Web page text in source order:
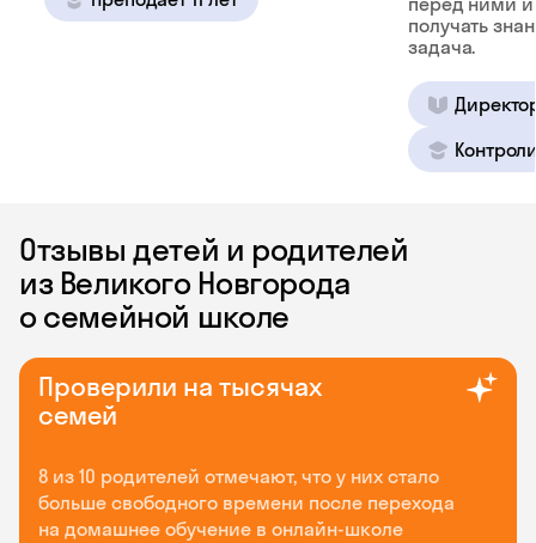
получать
задача.
Отзывы детей и родителей
из Великого Новгорода
о семейной школе
Проверили на тысячах
семей
8 из 10 родителей отмечают, что у них стало
больше свободного времени после перехода
на домашнее обучение в онлайн-школе